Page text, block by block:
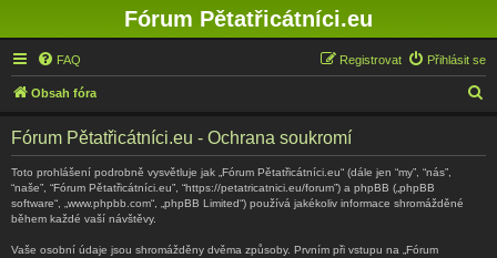
Fórum Pětatřicátníci.eu
FAQ Přihlásit se
Registrovat
Obsah fóra
Fórum Pětatřicátníci.eu - Ochrana soukromí
Toto prohlášení podrobně vysvětluje jak „Fórum Pětatřicátníci.eu“ (dále jen “my”, “nás”,
“naše”, “Fórum Pětatřicátníci.eu”, “https://petatricatnici.eu/forum”) a phpBB („phpBB
software“, „www.phpbb.com“, „phpBB Limited“) používá jakékoliv informace shromážděné
během každé vaší návštěvy.
Vaše osobní údaje jsou shromážděny dvěma způsoby. Prvním při vstupu na „Fórum